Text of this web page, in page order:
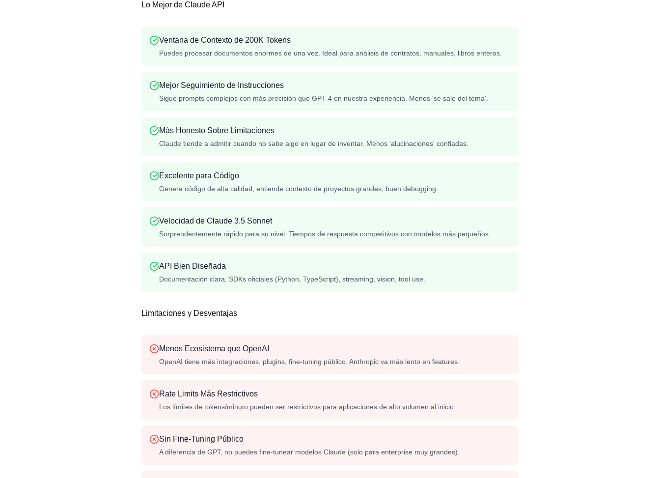
Lo Mejor de Claude API
Ventana de Contexto de 200K Tokens
Puedes procesar documentos enormes de una vez. Ideal para análisis de contratos, manuales, libros enteros.
Mejor Seguimiento de Instrucciones
Sigue prompts complejos con más precisión que GPT-4 en nuestra experiencia. Menos 'se sale del tema'.
Más Honesto Sobre Limitaciones
Claude tiende a admitir cuando no sabe algo en lugar de inventar. Menos 'alucinaciones' confiadas.
Excelente para Código
Genera código de alta calidad, entiende contexto de proyectos grandes, buen debugging.
Velocidad de Claude 3.5 Sonnet
Sorprendentemente rápido para su nivel. Tiempos de respuesta competitivos con modelos más pequeños.
API Bien Diseñada
Documentación clara, SDKs oficiales (Python, TypeScript), streaming, vision, tool use.
Limitaciones y Desventajas
Menos Ecosistema que OpenAI
OpenAI tiene más integraciones, plugins, fine-tuning público. Anthropic va más lento en features.
Rate Limits Más Restrictivos
Los límites de tokens/minuto pueden ser restrictivos para aplicaciones de alto volumen al inicio.
Sin Fine-Tuning Público
A diferencia de GPT, no puedes fine-tunear modelos Claude (solo para enterprise muy grandes).